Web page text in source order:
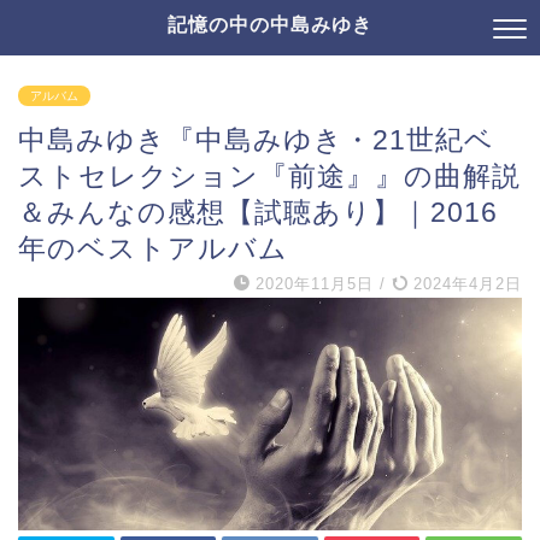
記憶の中の中島みゆき
アルバム
中島みゆき『中島みゆき・21世紀ベ
ストセレクション『前途』』の曲解説
＆みんなの感想【試聴あり】｜2016
年のベストアルバム
2020年11月5日 / 2024年4月2日